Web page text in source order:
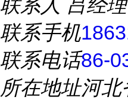
联系人 吕经理
联系手机
联系电话86-
所在地址河北